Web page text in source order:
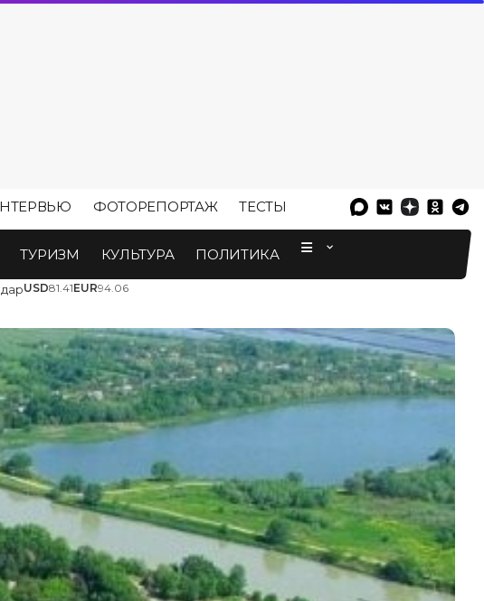
ФОТОРЕПОРТАЖ ТЕСТЫ
ТУРИЗМ КУЛЬТУРА ПОЛИТИКА
USD81.41EUR94.06